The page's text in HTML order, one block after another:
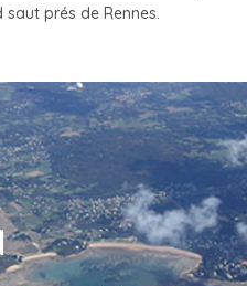
saut prés de Rennes.